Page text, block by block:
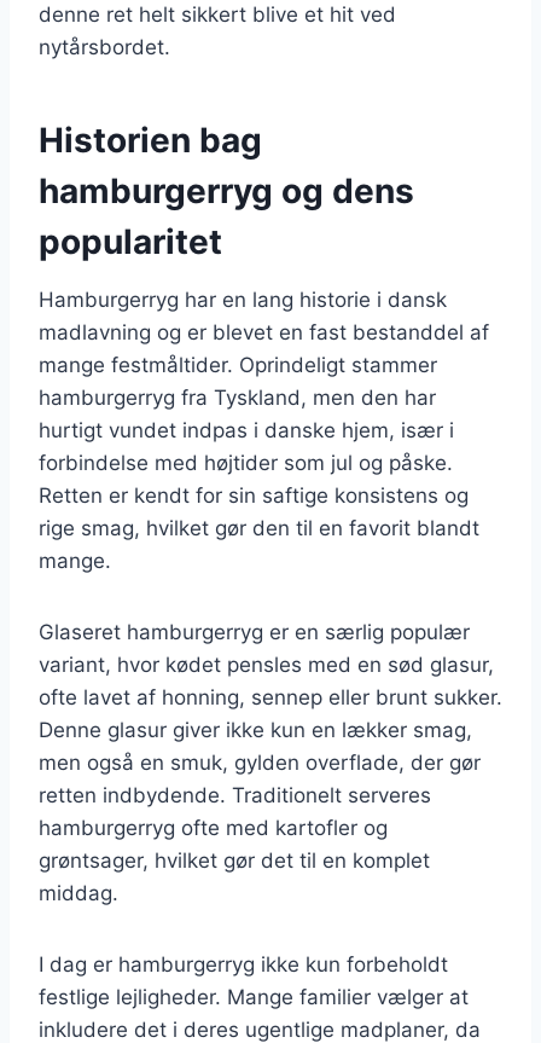
denne ret helt sikkert blive et hit ved
nytårsbordet.
Historien bag
hamburgerryg og dens
popularitet
Hamburgerryg har en lang historie i dansk
madlavning og er blevet en fast bestanddel af
mange festmåltider. Oprindeligt stammer
hamburgerryg fra Tyskland, men den har
hurtigt vundet indpas i danske hjem, især i
forbindelse med højtider som jul og påske.
Retten er kendt for sin saftige konsistens og
rige smag, hvilket gør den til en favorit blandt
mange.
Glaseret hamburgerryg er en særlig populær
variant, hvor kødet pensles med en sød glasur,
ofte lavet af honning, sennep eller brunt sukker.
Denne glasur giver ikke kun en lækker smag,
men også en smuk, gylden overflade, der gør
retten indbydende. Traditionelt serveres
hamburgerryg ofte med kartofler og
grøntsager, hvilket gør det til en komplet
middag.
I dag er hamburgerryg ikke kun forbeholdt
festlige lejligheder. Mange familier vælger at
inkludere det i deres ugentlige madplaner, da